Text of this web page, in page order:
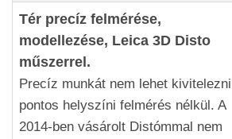
Tér precíz felmérése,
modellezése, Leica 3D Disto
műszerrel.
Precíz munkát nem lehet kivitelezni
pontos helyszíni felmérés nélkül. A
2014-ben vásárolt Distómmal nem